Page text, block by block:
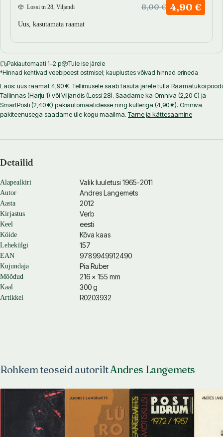
Lossi tn 28, Viljandi 8,00 € 4,90 €
Uus, kasutamata raamat
Pakiautomaati 1–2 p
Tule ise järele
*Hinnad kehtivad veebipoest ostmisel; kauplustes võivad hinnad erineda
Laos: uus raamat 4,90 €. Tellimusele saab tasuta järele tulla Raamatukoi poodi
Tallinnas (Harju 1) või Viljandis (Lossi 28). Saadame ka Omniva (2,20 €) ja
SmartPosti (2,40 €) pakiautomaatidesse ning kulleriga (4,90 €). Omniva
pakiteenusega saadame üle kogu maailma. Tarne ja kättesaamine
Detailid
Alapealkiri Valik luuletusi 1965-2011
Autor Andres Langemets
Aasta 2012
Kirjastus Verb
Keel eesti
Köide Kõva kaas
Lehekülgi 157
EAN 9789949912490
Kujundaja Pia Ruber
Mõõdud 216 × 155 mm
Kaal 300 g
Artikkel R0203932
Rohkem teoseid autoriltAndres Langemets